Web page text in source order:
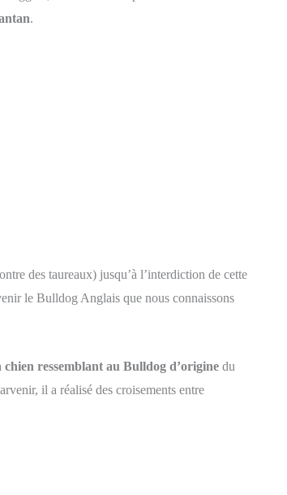
.
des taureaux) jusqu’à l’interdiction de cette
le Bulldog Anglais que nous connaissons
chien ressemblant au Bulldog d’origine du
il a réalisé des croisements entre